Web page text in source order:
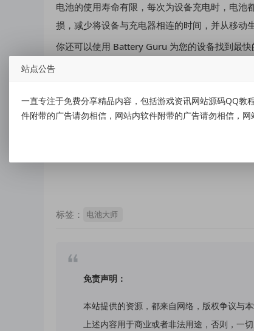
电池的使用寿命有限，每次为设备充电时，电
损，减少将设备与充电器相连的时间，并从移动
你还可以使用 Battery Guru 为您的设备找到最
资源下载
标签： 电池大师
免责声明：
本站提供的资源，都来自网络，版权争议与
上述内容用于商业或者非法用途，否则，一
站点公告
一直专注于免费分享精品内容，包括游戏资讯网站源码QQ
件附带的广告请勿相信，网站内软件附带的广告请勿相信，网